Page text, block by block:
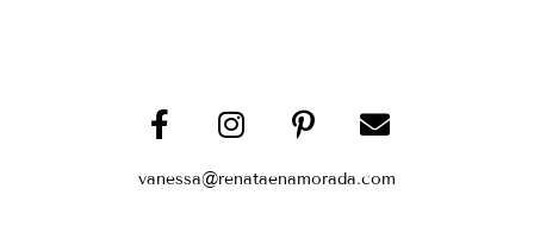
vanessa@renataenamorada.com